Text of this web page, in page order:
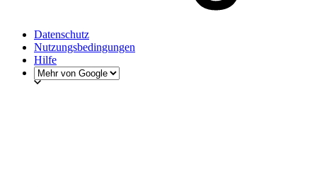
Datenschutz
Nutzungsbedingungen
Hilfe